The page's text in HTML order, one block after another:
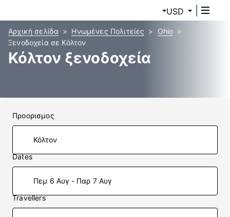
USD
Αρχική σελίδα Ηνωμένες Πολιτείες
Ohio
Ξενοδοχεία σε Κόλτον
Κόλτον ξενοδοχεία
Προορισμος
Dates
Πεμ 6 Αυγ - Παρ 7 Αυγ
Travellers